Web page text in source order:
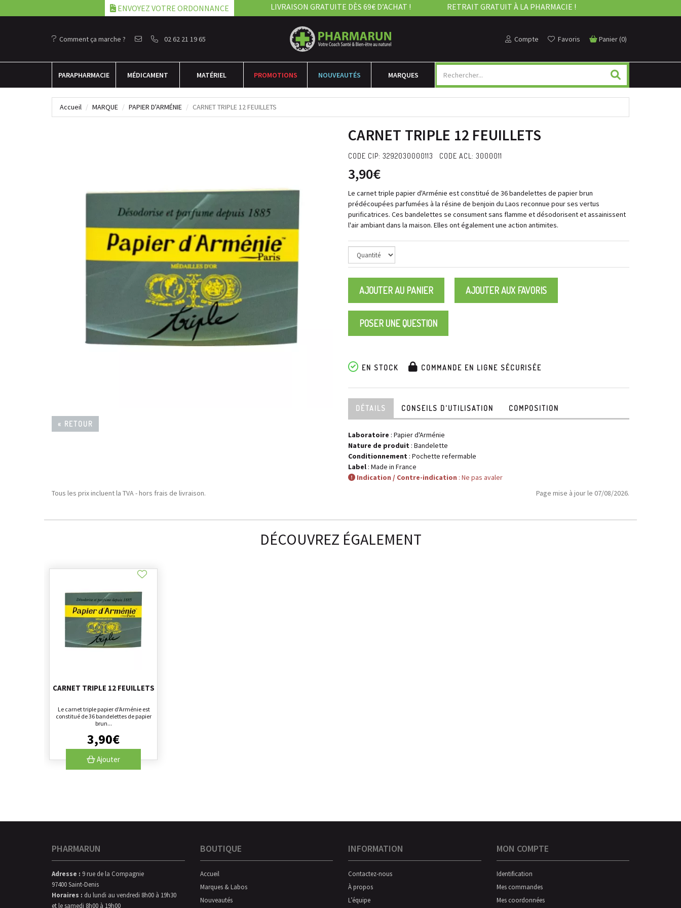
LIVRAISON GRATUITE DÈS 69€ D’ACHAT !
ENVOYEZ VOTRE ORDONNANCE RETRAIT GRATUIT À LA PHARMACIE !
Comment ça marche ? 02 62 21 19 65 Compte Favoris Panier(0)
PARAPHARMACIE MÉDICAMENT MATÉRIEL PROMOTIONS NOUVEAUTÉS MARQUES
Accueil MARQUE PAPIER D'ARMÉNIE CARNET TRIPLE 12 FEUILLETS
« RETOUR
CARNET TRIPLE 12 FEUILLETS
CODE CIP: 3292030000113 CODE ACL: 3000011
3,90€
Le carnet triple papier d'Arménie est constitué de 36 bandelettes de papier brun
prédécoupées parfumées à la résine de benjoin du Laos reconnue pour ses vertus
purificatrices. Ces bandelettes se consument sans flamme et désodorisent et assainissent
l'air ambiant dans la maison. Elles ont également une action antimites.
AJOUTER AU PANIER AJOUTER AUX FAVORIS
POSER UNE QUESTION
EN STOCK COMMANDE EN LIGNE SÉCURISÉE
DÉTAILS CONSEILS D'UTILISATION COMPOSITION
Laboratoire : Papier d'Arménie
Nature de produit : Bandelette
Conditionnement : Pochette refermable
Label : Made in France
Indication / Contre-indication : Ne pas avaler
Tous les prix incluent la TVA - hors frais de livraison.
Page mise à jour le 07/08/2026.
DÉCOUVREZ ÉGALEMENT
CARNET TRIPLE 12 FEUILLETS
Le carnet triple papier d'Arménie est
constitué de 36 bandelettes de papier
brun...
3,90€
Ajouter
PHARMARUN
Adresse : 9 rue de la Compagnie
97400 Saint-Denis
Horaires : du lundi au vendredi 8h00 à 19h30
et le samedi 8h00 à 19h00
BOUTIQUE
Accueil
Marques & Labos
Nouveautés
INFORMATION
Contactez-nous
À propos
L’équipe
MON COMPTE
Identification
Mes commandes
Mes coordonnées